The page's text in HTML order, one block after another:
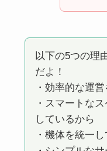
以下の5つの理
だよ！
・効率的な運
・スマートな
しているから
・機体を統一